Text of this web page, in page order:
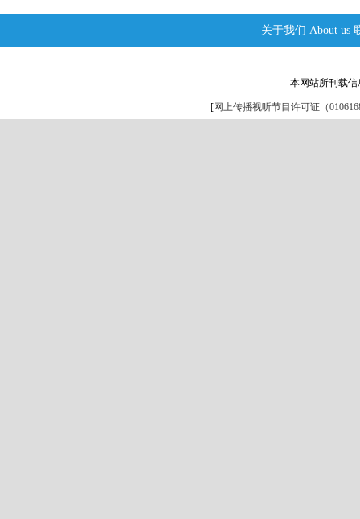
关于我们 About us
本网站所刊载
[网上传播视听节目许可证（